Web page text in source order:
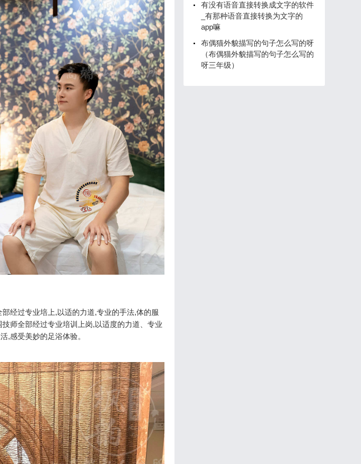
经过专业培上,以适的力道,专业的手法,体的服
师全部经过专业培训上岗,以适度的力道、专业
,感受美妙的足浴体验。
有没有语音直接转换成文字的软件
_有那种语音直接转换为文字的
app嘛
布偶猫外貌描写的句子怎么写的呀
（布偶猫外貌描写的句子怎么写的
呀三年级）